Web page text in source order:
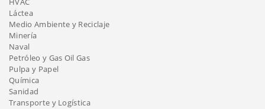
Láctea
Medio Ambiente y Reciclaje
Minería
Naval
Petróleo y Gas Oil Gas
Pulpa y Papel
Química
Sanidad
Transporte y Logística